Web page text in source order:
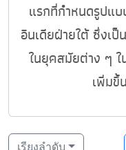
แรกที่กำหนดรูปแ
อินเดียฝ่ายใต้ ซึ่งเ
ในยุคสมัยต่าง ๆ
เพิ่มขึ้
เรียงลำดับ